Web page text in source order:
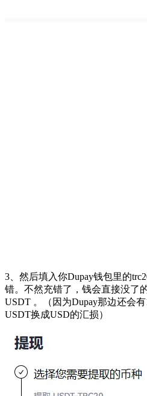
3、然后填入你Dupay钱包里的
错。不然充错了，钱会直接没了
USDT 。（因为Dupay那边还会
USDT换成USD的汇损）